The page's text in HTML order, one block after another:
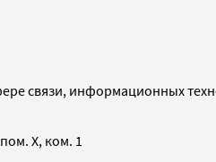
связи, информационных
X, ком. 1